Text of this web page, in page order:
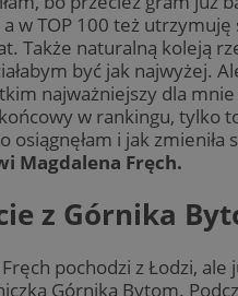
a w TOP 100 też utrzymuję
Także naturalną koleją
być jak najwyżej.
najważniejszy dla
w rankingu, tylko
osiągnęłam i jak zmieniła
Magdalena Fręch.
z Górnika
pochodzi z Łodzi, ale
Górnika Bytom.